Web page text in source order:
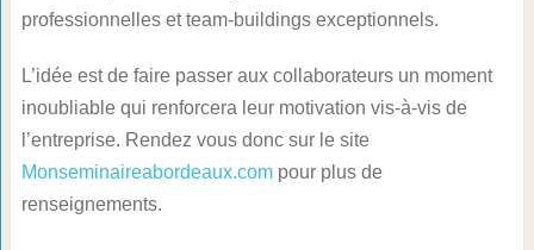
professionnelles et team-buildings exceptionnels.
L’idée est de faire passer aux collaborateurs un moment
inoubliable qui renforcera leur motivation vis-à-vis de
l’entreprise. Rendez vous donc sur le site
Monseminaireabordeaux.compour plus de
renseignements.